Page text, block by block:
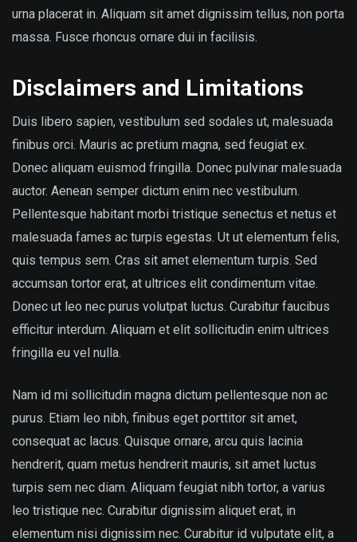
urna placerat in. Aliquam sit amet dignissim tellus, non porta
massa. Fusce rhoncus ornare dui in facilisis.
Disclaimers and Limitations
Duis libero sapien, vestibulum sed sodales ut, malesuada
finibus orci. Mauris ac pretium magna, sed feugiat ex.
Donec aliquam euismod fringilla. Donec pulvinar malesuada
auctor. Aenean semper dictum enim nec vestibulum.
Pellentesque habitant morbi tristique senectus et netus et
malesuada fames ac turpis egestas. Ut ut elementum felis,
quis tempus sem. Cras sit amet elementum turpis. Sed
accumsan tortor erat, at ultrices elit condimentum vitae.
Donec ut leo nec purus volutpat luctus. Curabitur faucibus
efficitur interdum. Aliquam et elit sollicitudin enim ultrices
fringilla eu vel nulla.
Nam id mi sollicitudin magna dictum pellentesque non ac
purus. Etiam leo nibh, finibus eget porttitor sit amet,
consequat ac lacus. Quisque ornare, arcu quis lacinia
hendrerit, quam metus hendrerit mauris, sit amet luctus
turpis sem nec diam. Aliquam feugiat nibh tortor, a varius
leo tristique nec. Curabitur dignissim aliquet erat, in
elementum nisi dignissim nec. Curabitur id vulputate elit, a